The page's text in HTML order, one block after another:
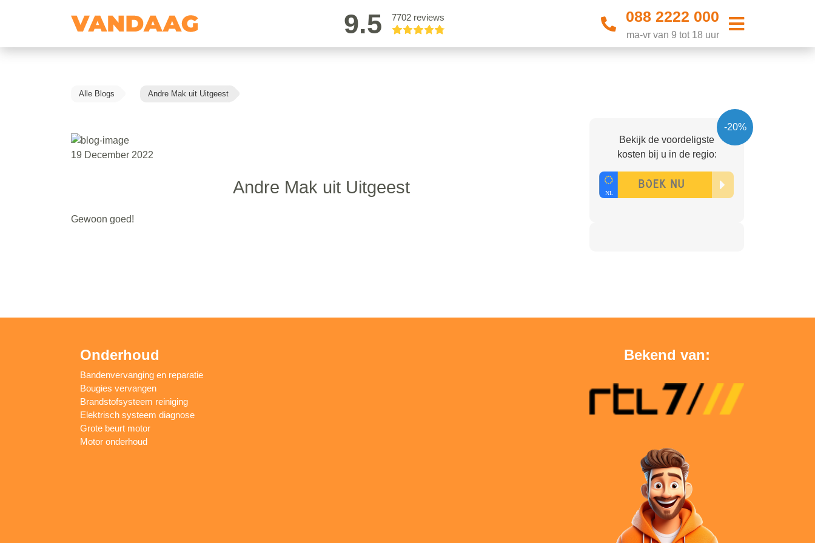
9.5 7702 reviews 088 2222 000
ma-vr van 9 tot 18 uur
Alle Blogs Andre Mak uit Uitgeest
19 December 2022
Andre Mak uit Uitgeest
Gewoon goed!
-20%
Bekijk de voordeligste
kosten bij u in de regio:
Onderhoud
Bandenvervanging en reparatie
Bougies vervangen
Brandstofsysteem reiniging
Elektrisch systeem diagnose
Grote beurt motor
Motor onderhoud
Bekend van: